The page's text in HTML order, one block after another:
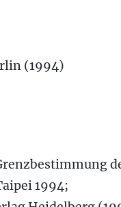
(1994)
1994;